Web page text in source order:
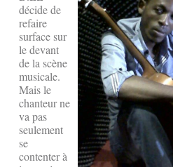
décide de
refaire
surface sur
le devant
de la scène
musicale.
Mais le
chanteur ne
va pas
seulement
se
contenter à